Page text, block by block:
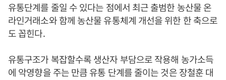
유통단계를 줄일 수 있다는 점에서 최근 출범한 농산물 온
라인거래소와 함께 농산물 유통체계 개선을 위한 한 축으로
도 꼽힌다.
유통구조가 복잡할수록 생산자 부담으로 작용해 농가소득
에 악영향을 주는 만큼 유통 단계를 줄이는 것은 장철훈 대